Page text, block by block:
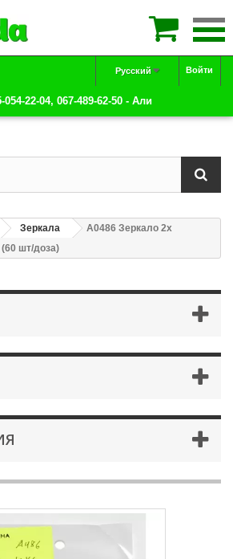
Войти
Русский
054-22-04, 067-489-62-50 - Али
Зеркала
А0486 Зеркало 2х
шт/доза)
